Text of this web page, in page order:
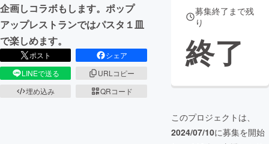
企画しコラボもします。ポップ
アップレストランではパスタ１皿
で楽しめます。
ポスト
シェア
LINEで送る
URLコピー
埋め込み
QRコード
募集終了まで残
り
終了
このプロジェクトは、
2024/07/10に募集を開始